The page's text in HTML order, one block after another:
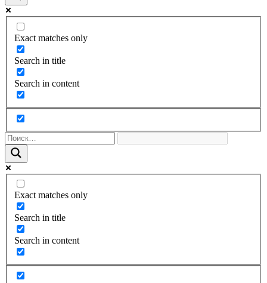
Exact matches only
Search in title
Search in content
Exact matches only
Search in title
Search in content